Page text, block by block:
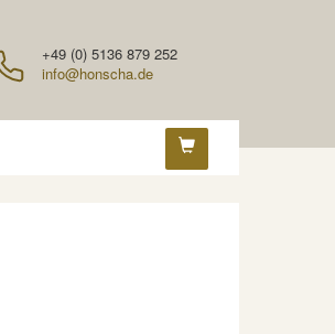
+49 (0) 5136 879 252
info@honscha.de